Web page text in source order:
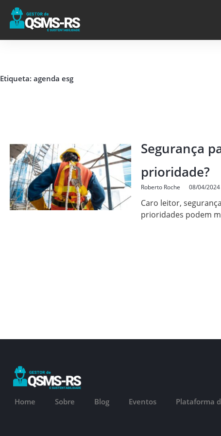
para
Etiqueta: agenda esg
Segurança
prioridade?
Roberto Roche 08/04/2024
Caro leitor,
prioridades podem
Home Sobre Blog Eventos Plataforma